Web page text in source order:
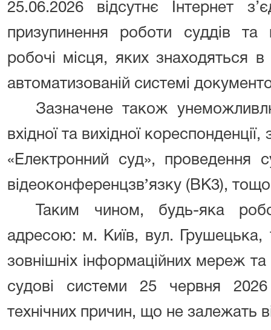
25.06.2026 відсутнє Інтернет
призупинення роботи суддів та
робочі місця, яких знаходяться
автоматизованій системі
Зазначене також
вхідної та вихідної
«Електронний суд», проведення
відеоконференцзвʼязку (ВК3), тощо
Таким чином, будь-яка
адресою: м. Київ, вул.
зовнішніх інформаційних мереж
судові системи 25 червня
технічних причин, що не залежать